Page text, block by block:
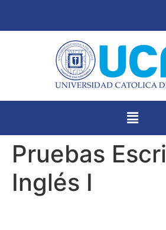
Pruebas
Inglés I